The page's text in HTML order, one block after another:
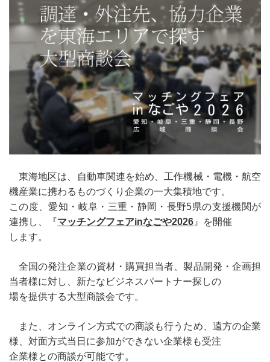
令和8年度用様式等
研究開発支援チーム
研究開発支援チーム
成長産業販路開拓事業
EV・自動運転化等技術革新対応促進事業
静岡型航空産業育成事業
リーディング産業育成事業
産学官技術交流促進事業
ロボット導入支援事業
DX・生産性向上チーム
DX・生産性向上チーム
ISO9001内部監査員養成講座
IoT大学連携講座
ICT人材育成プロデューサー事業
中小企業DX化支援事業
東海地区は、自動車関連を始め、工作機械・電機・航空
機産業に携わるものづくり企業の一大集積地です。
この度、愛知・岐阜・三重・静岡・長野5県の支援機関が
連携し、
『マッチングフェアinなごや2026 』を開催
します。
全国の発注企業の資材・購買担当者、製品開発・企画担
当者様に対し、新たなビジネスパートナー探しの
場を提供する大型商談会です。
また、オンライン方式での商談も行うため、遠方の企業
様、対面方式当日に参加ができない企業様も受注
企業様との商談が可能です。